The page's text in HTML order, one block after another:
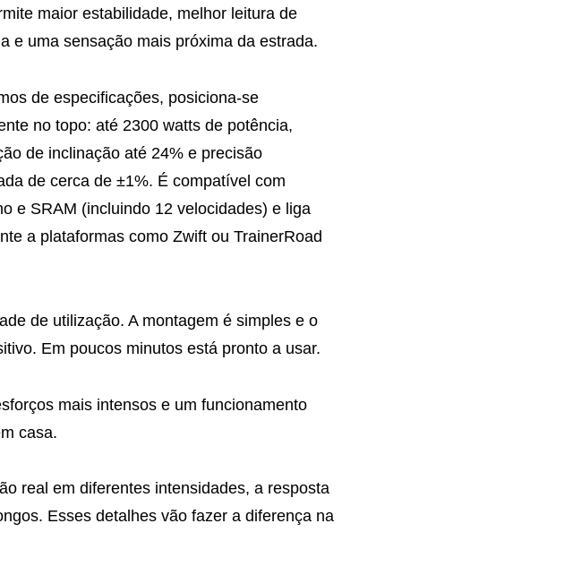
maior estabilidade, melhor leitura de
e uma sensação mais próxima da estrada.
de especificações, posiciona-se
no topo: até 2300 watts de potência,
de inclinação até 24% e precisão
de cerca de ±1%. É compatível com
e SRAM (incluindo 12 velocidades) e liga
a plataformas como Zwift ou TrainerRoad
de utilização. A montagem é simples e o
Em poucos minutos está pronto a usar.
mais intensos e um funcionamento
casa.
real em diferentes intensidades, a resposta
Esses detalhes vão fazer a diferença na